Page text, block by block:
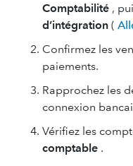
Comptabilité ,
d’intégration (
Confirmez les
paiements.
Rapprochez les
connexion
Vérifiez les
comptable .